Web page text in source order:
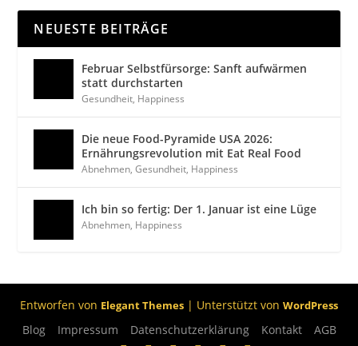
NEUESTE BEITRÄGE
Februar Selbstfürsorge: Sanft aufwärmen
statt durchstarten
Gesundheit, Happiness
Die neue Food-Pyramide USA 2026:
Ernährungsrevolution mit Eat Real Food
Abnehmen,Gesundheit, Happiness
Ich bin so fertig: Der 1. Januar ist eine Lüge
Abnehmen, Happiness
Entworfen von Elegant Themes | Unterstützt von WordPress
Blog Impressum Datenschutzerklärung Kontakt AGB